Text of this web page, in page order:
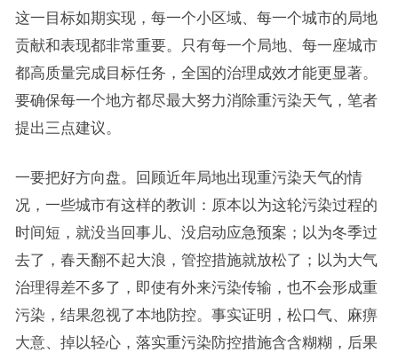
这一目标如期实现，每一个小区域、每一个城市的局地
贡献和表现都非常重要。只有每一个局地、每一座城市
都高质量完成目标任务，全国的治理成效才能更显著。
要确保每一个地方都尽最大努力消除重污染天气，笔者
提出三点建议。
一要把好方向盘。回顾近年局地出现重污染天气的情
况，一些城市有这样的教训：原本以为这轮污染过程的
时间短，就没当回事儿、没启动应急预案；以为冬季过
去了，春天翻不起大浪，管控措施就放松了；以为大气
治理得差不多了，即使有外来污染传输，也不会形成重
污染，结果忽视了本地防控。事实证明，松口气、麻痹
大意、掉以轻心，落实重污染防控措施含含糊糊，后果